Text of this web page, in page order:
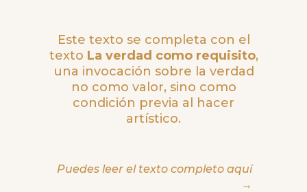
Este texto se completa con el
texto La verdad como requisito,
una invocación sobre la verdad
no como valor, sino como
condición previa al hacer
artístico.
Puedes leer el texto completo aquí
→